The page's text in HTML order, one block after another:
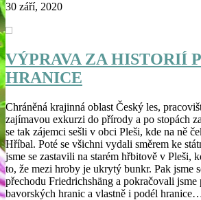
30 září, 2020
VÝPRAVA ZA HISTORIÍ
HRANICE
Chráněná krajinná oblast Český les,
zajímavou exkurzi do přírody a po stopách
se tak zájemci sešli v obci Pleši, kde na ně
Hříbal. Poté se všichni vydali směrem ke
jsme se zastavili na starém hřbitově v Pleši,
to, že mezi hroby je ukrytý bunkr. Pak jsme
přechodu Friedrichshäng a pokračovali jsme
bavorských hranic a vlastně i podél